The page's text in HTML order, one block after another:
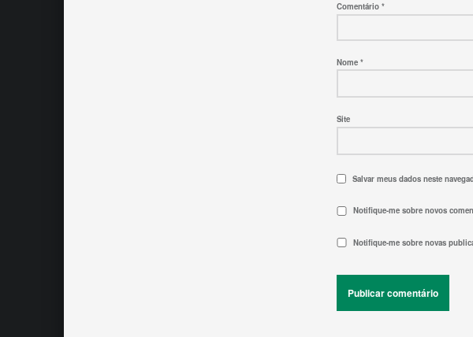
Comentário *
Nome *
Site
Salvar meus dados neste
Notifique-me sobre novos
Notifique-me sobre novas